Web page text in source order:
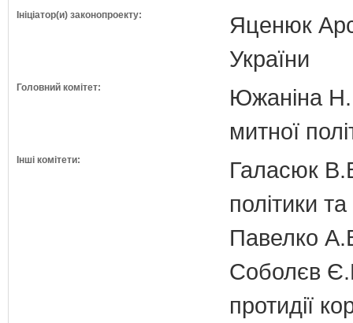
Ініціатор(и) законопроекту:
Яценюк
України
Головний комітет:
Южаніна
митної
Інші комітети:
Галасюк
політики
Павелко
Соболєв
протидії